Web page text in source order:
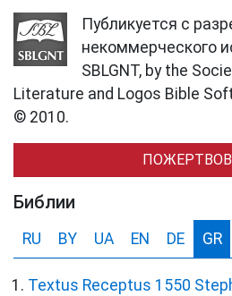
Публикуется с
некоммерческого
SBLGNT, by the
Literature and Logos Bible
© 2010.
Библии
RU BY UA EN DE GR
Textus Receptus 1550